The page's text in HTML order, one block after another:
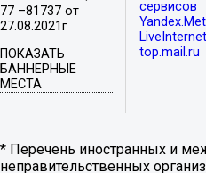
77 –81737 от
27.08.2021г
ПОКАЗАТЬ
БАННЕРНЫЕ
МЕСТА
сервисов
top.mail.ru
* Перечень иностранных и
неправительственных